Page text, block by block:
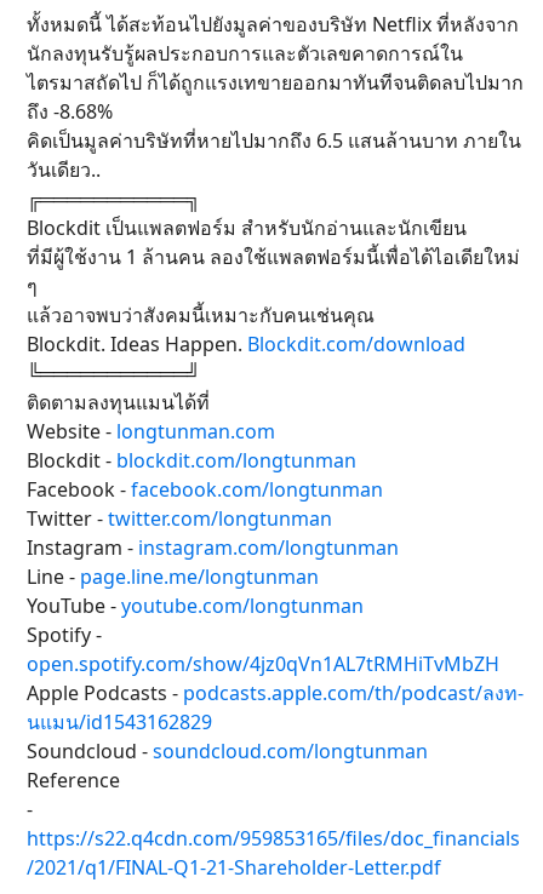
ทั้งหมดนี้ ได้สะท้อนไปยังมูลค่าของบริษัท Netflix ที่หลังจาก
นักลงทุนรับรู้ผลประกอบการและตัวเลขคาดการณ์ใน
ไตรมาสถัดไป ก็ได้ถูกแรงเทขายออกมาทันทีจนติดลบไปมาก
ถึง -8.68%
คิดเป็นมูลค่าบริษัทที่หายไปมากถึง 6.5 แสนล้านบาท ภายใน
วันเดียว..
╔═══════════╗
Blockdit เป็นแพลตฟอร์ม สำหรับนักอ่านและนักเขียน
ที่มีผู้ใช้งาน 1 ล้านคน ลองใช้แพลตฟอร์มนี้เพื่อได้ไอเดียใหม่
ๆ
แล้วอาจพบว่าสังคมนี้เหมาะกับคนเช่นคุณ
Blockdit. Ideas Happen. Blockdit.com/download
╚═══════════╝
ติดตามลงทุนแมนได้ที่
Website - longtunman.com
Blockdit - blockdit.com/longtunman
Facebook -facebook.com/longtunman
Twitter -twitter.com/longtunman
Instagram - instagram.com/longtunman
Line - page.line.me/longtunman
YouTube -youtube.com/longtunman
Spotify -
open.spotify.com/show/4jz0qVn1AL7tRMHiTvMbZH
Apple Podcasts - podcasts.apple.com/th/podcast/ลงท-
นแมน/id1543162829
Soundcloud -soundcloud.com/longtunman
Reference
-
https://s22.q4cdn.com/959853165/files/doc_financials
/2021/q1/FINAL-Q1-21-Shareholder-Letter.pdf